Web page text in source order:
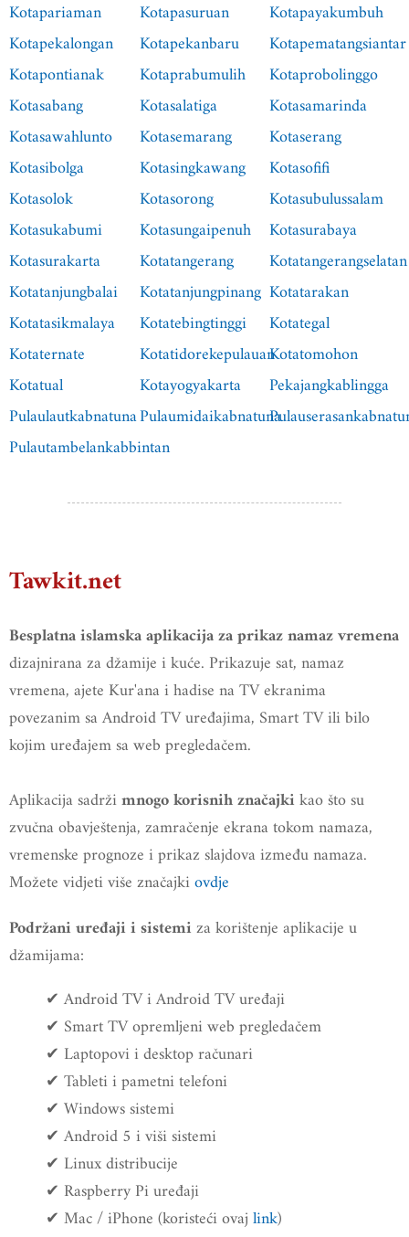
Kotapariaman Kotapasuruan
Kotapayakumbuh
Kotapekalongan
Kotapekanbaru
Kotapematangsiantar
Kotapontianak
Kotaprabumulih
Kotaprobolinggo
Kotasabang
Kotasalatiga
Kotasamarinda
Kotasawahlunto
Kotasemarang
Kotaserang
Kotasibolga
Kotasingkawang
Kotasofifi
Kotasolok
Kotasorong
Kotasubulussalam
Kotasukabumi
Kotasungaipenuh Kotasurabaya
Kotasurakarta
Kotatangerang
Kotatangerangselatan
Kotatanjungbalai
Kotatanjungpinang Kotatarakan
Kotatasikmalaya
Kotatebingtinggi
Kotategal
Kotaternate
KotatidorekepulauanKotatomohon
Kotatual
Kotayogyakarta
Pekajangkablingga
PulaulautkabnatunaPulaumidaikabnatuna
Pulautambelankabbintan
Tawkit.net
Besplatna islamska aplikacija za prikaz namaz vremena
dizajnirana za džamije i kuće. Prikazuje sat, namaz
vremena, ajete Kur'ana i hadise na TV ekranima
povezanim sa Android TV uređajima, Smart TV ili bilo
kojim uređajem sa web pregledačem.
Aplikacija sadržimnogo korisnih značajkikao što su
zvučna obavještenja, zamračenje ekrana tokom namaza,
vremenske prognoze i prikaz slajdova između namaza.
Možete vidjeti više značajkiovdje
Podržani uređaji i sistemiza korištenje aplikacije u
džamijama:
✔ Android TV i Android TV uređaji
✔ Smart TV opremljeni web pregledačem
✔ Laptopovi i desktop računari
✔ Tableti i pametni telefoni
✔ Windows sistemi
✔ Android 5 i viši sistemi
✔ Linux distribucije
✔ Raspberry Pi uređaji
✔ Mac / iPhone (koristeći ovajlink)